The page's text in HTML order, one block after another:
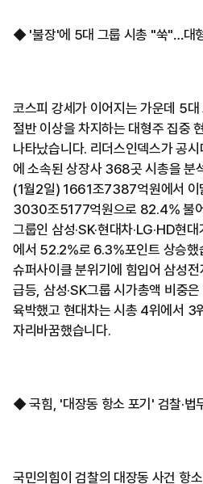
◆ '불장'에 5대 그룹 시총 "쑥"…대
코스피 강세가 이어지는 가운데 5대
절반 이상을 차지하는 대형주 집중
나타났습니다. 리더스인덱스가 공
에 소속된 상장사 368곳 시총을 분
(1월2일) 1661조7387억원에서 이
3030조5177억원으로 82.4% 불
그룹인 삼성·SK·현대차·LG·HD현
에서 52.2%로 6.3%포인트 상승했
슈퍼사이클 분위기에 힘입어 삼성
급등, 삼성·SK그룹 시가총액 비중
육박했고 현대차는 시총 4위에서 3
자리바꿈했습니다.
◆ 국힘, '대장동 항소 포기' 검찰·법
국민의힘이 검찰의 대장동 사건 항